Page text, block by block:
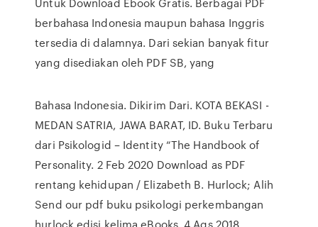
berbahasa Indonesia maupun bahasa Inggris
tersedia di dalamnya. Dari sekian banyak fitur
yang disediakan oleh PDF SB, yang
Bahasa Indonesia. Dikirim Dari. KOTA BEKASI -
MEDAN SATRIA, JAWA BARAT, ID. Buku Terbaru
dari Psikologid – Identity “The Handbook of
Personality. 2 Feb 2020 Download as PDF
rentang kehidupan / Elizabeth B. Hurlock; Alih
Send our pdf buku psikologi perkembangan
hurlock edisi kelima eBooks 4 Ags 2018